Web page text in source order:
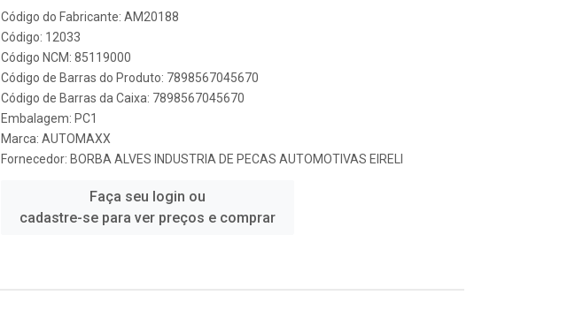
Código do Fabricante: AM20188
Código: 12033
Código NCM: 85119000
Código de Barras do Produto: 7898567045670
Código de Barras da Caixa: 7898567045670
Embalagem: PC1
Marca: AUTOMAXX
Fornecedor: BORBA ALVES INDUSTRIA DE PECAS AUTOMOTIVAS EIRELI
Faça seu login ou
cadastre-se para ver preços e comprar